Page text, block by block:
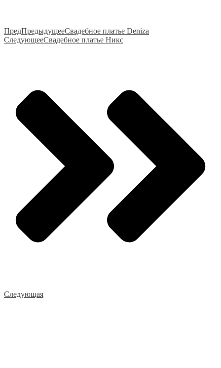
ПредПредыдущееСвадебное платье Deniza
СледующееСвадебное платье Никс
Следующая